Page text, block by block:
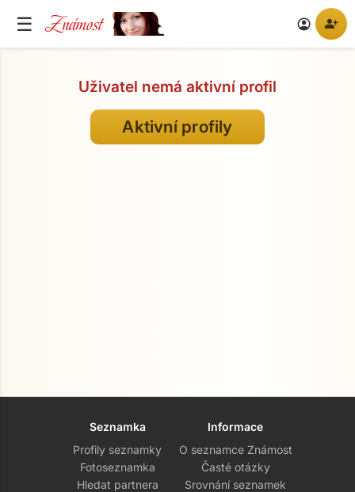
☰ Známost account_circle person_add
Uživatel nemá aktivní profil
Aktivní profily
Seznamka
Profily seznamky
Fotoseznamka
Hledat partnera
Informace
O seznamce Známost
Časté otázky
Srovnání seznamek